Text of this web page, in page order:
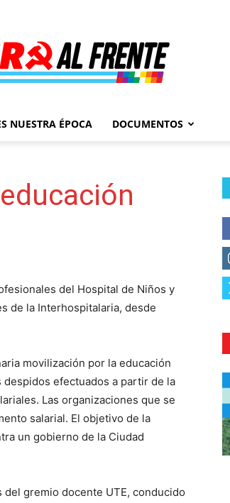
Al
–
CR
NUESTRA ÉPOCA DOCUMENTOS
del Hospital de Niños y
de la Interhospitalaria, desde
movilización por la educación
efectuados a partir de la
Las organizaciones que se
salarial. El objetivo de la
un gobierno de la Ciudad
gremio docente UTE, conducido